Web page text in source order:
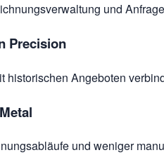
und
Precision
historischen Angeboten
und weniger